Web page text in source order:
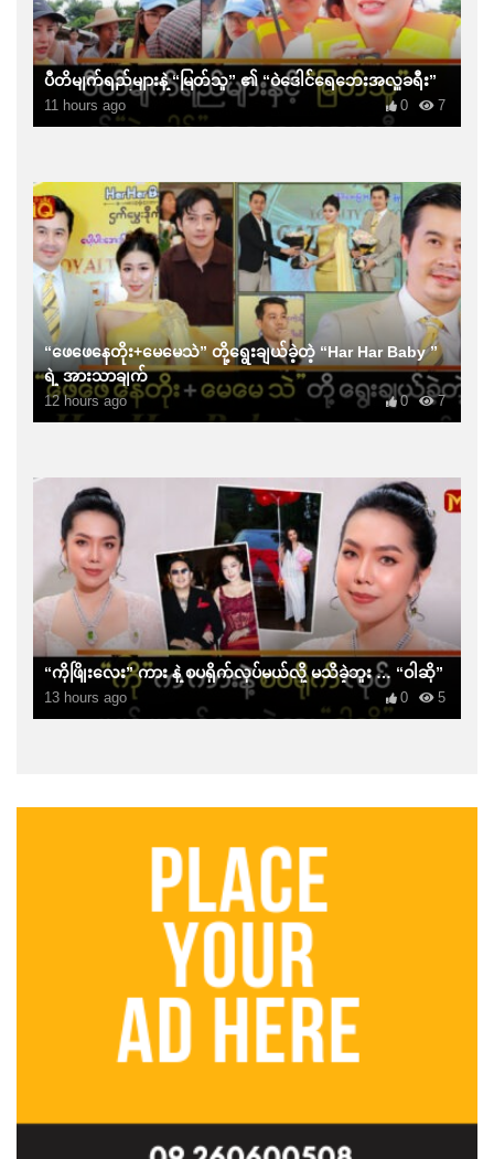
ပီတိမျက်ရည်များနဲ့ “မြတ်သူ” ၏ “ဝဲဒေါင်ရေဘေးအလှူခရီး”
11 hours ago 7
0
“ဖေဖေနေတိုး+မေမေသဲ” တို့ရွေးချယ်ခဲ့တဲ့ “Har Har Baby ”
ရဲ့ အားသာချက်
12 hours ago 7
0
“ကိုဖြိုးလေး” ကား နဲ့ စပရိုက်လုပ်မယ်လို့ မသိခဲ့ဘူး … “ဝါဆို”
13 hours ago 5
0